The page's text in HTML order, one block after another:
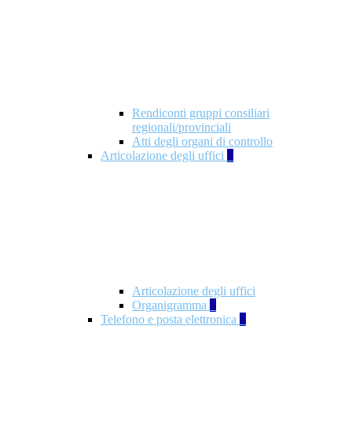
Rendiconti gruppi consiliari
regionali/provinciali
Atti degli organi di controllo
Articolazione degli uffici 9
Articolazione degli uffici
Organigramma 1
Telefono e posta elettronica 1